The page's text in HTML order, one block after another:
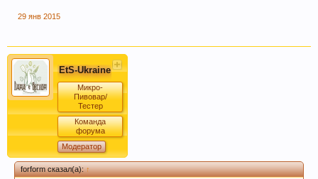
29 янв 2015
EtS-Ukraine
Микро-
Пивовар/
Тестер
Команда
форума
Модератор
forform сказал(а):↑